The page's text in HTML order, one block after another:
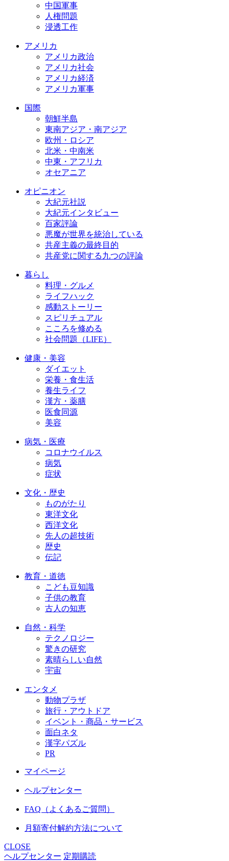
中国軍事
人権問題
浸透工作
アメリカ
アメリカ政治
アメリカ社会
アメリカ経済
アメリカ軍事
国際
朝鮮半島
東南アジア・南アジア
欧州・ロシア
北米・中南米
中東・アフリカ
オセアニア
オピニオン
大紀元社説
大紀元インタビュー
百家評論
悪魔が世界を統治している
共産主義の最終目的
共産党に関する九つの評論
暮らし
料理・グルメ
ライフハック
感動ストーリー
スピリチュアル
こころを修める
社会問題（LIFE）
健康・美容
ダイエット
栄養・食生活
養生ライフ
漢方・薬膳
医食同源
美容
病気・医療
コロナウイルス
病気
症状
文化・歴史
ものがたり
東洋文化
西洋文化
先人の超技術
歴史
伝記
教育・道徳
こども豆知識
子供の教育
古人の知恵
自然・科学
テクノロジー
驚きの研究
素晴らしい自然
宇宙
エンタメ
動物プラザ
旅行・アウトドア
イベント・商品・サービス
面白ネタ
漢字パズル
PR
マイページ
ヘルプセンター
FAQ（よくあるご質問）
月額寄付解約方法について
CLOSE
ヘルプセンター 定期購読